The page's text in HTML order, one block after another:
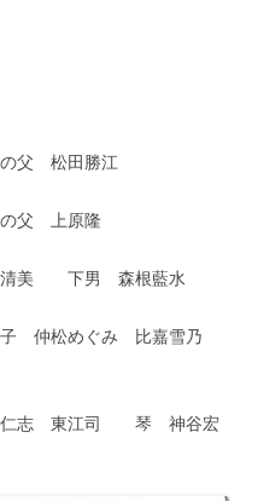
父 松田勝江
上原隆
美 下男 森根藍水
仲松めぐみ 比嘉雪乃
東江司 琴 神谷宏